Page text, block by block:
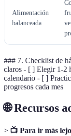
Alimentación
balanceada
### 7. Checklist de
claros - [ ] Elegir 1-2
calendario - [ ]
progresos cada mes
🌐 Recursos
> 📺 Para ir más